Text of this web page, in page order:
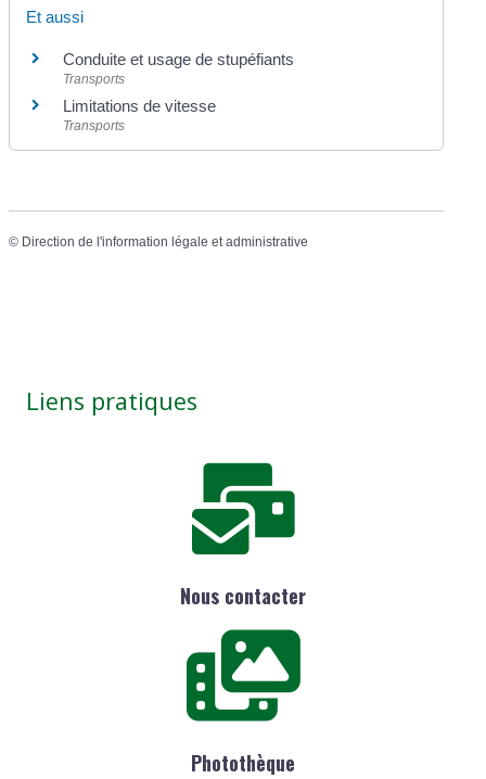
Et aussi
Conduite et usage de stupéfiants
Transports
Limitations de vitesse
Transports
© Direction de l'information légale et administrative
Liens pratiques
Nous contacter
Photothèque